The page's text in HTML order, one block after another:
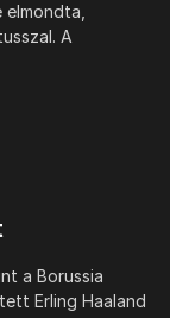
A
a Borussia
Erling Haaland